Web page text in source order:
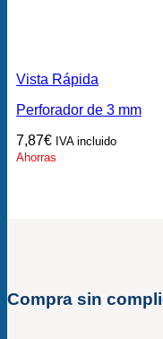
Vista Rápida
Perforador de 3 mm
7,87€ IVA incluido
Ahorras
Compra sin